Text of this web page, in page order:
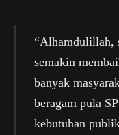
“Alhamdulillah,
semakin
banyak
beragam pula
kebutuhan